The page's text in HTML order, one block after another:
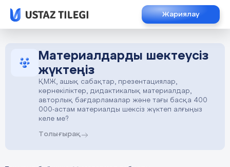
Жариялау
Материалдарды шектеусіз
жүктеңіз
ҚМЖ, ашық сабақтар, презентациялар,
көрнекіліктер, дидактикалық материалдар,
авторлық бағдарламалар және тағы басқа 400
000-астам материалды шексіз жүктеп алғыңыз
келе ме?
Толығырақ